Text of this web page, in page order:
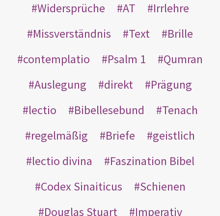
Widersprüche
AT
Irrlehre
Missverständnis
Text
Brille
contemplatio
Psalm 1
Qumran
Auslegung
direkt
Prägung
lectio
Bibellesebund
Tenach
regelmäßig
Briefe
geistlich
lectio divina
Faszination Bibel
Codex Sinaiticus
Schienen
Douglas Stuart
Imperativ